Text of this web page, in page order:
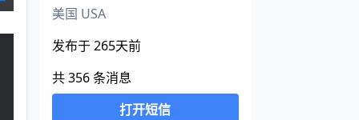
美国 USA
发布于 265天前
共 356 条消息
打开短信